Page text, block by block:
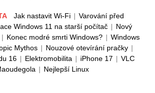
Jak nastavit Wi-Fi | Varování před
Windows 11 na starší počítač | Nový
| Konec modré smrti Windows? | Windows
Mythos | Nouzové otevírání pračky |
16 | Elektromobilita | iPhone 17 | VLC
| Nejlepší Linux